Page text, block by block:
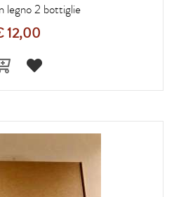
legno 2 bottiglie
12,00